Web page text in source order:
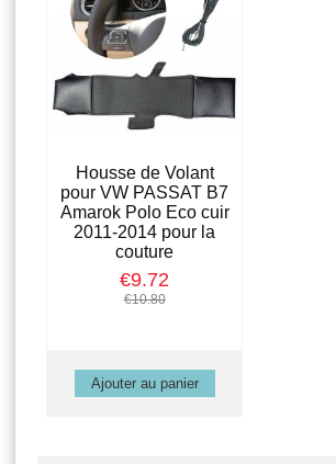
Housse de Volant
pour VW PASSAT B7
Amarok Polo Eco cuir
2011-2014 pour la
couture
€9.72
€10.80